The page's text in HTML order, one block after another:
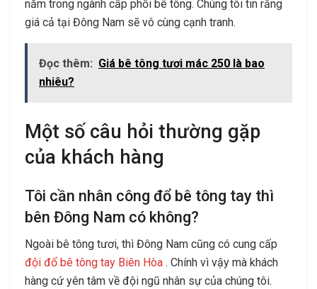
năm trong ngành cấp phối bê tông. Chúng tôi tin rằng
giá cả tại Đông Nam sẽ vô cùng cạnh tranh.
Đọc thêm: Giá bê tông tươi mác 250 là bao
nhiêu?
Một số câu hỏi thường gặp
của khách hàng
Tôi cần nhân công đổ bê tông tay thì
bên Đông Nam có không?
Ngoài bê tông tươi, thì Đông Nam cũng có cung cấp
đội đổ bê tông tay Biên Hòa . Chính vì vậy mà khách
hàng cứ yên tâm về đội ngũ nhân sự của chúng tôi.